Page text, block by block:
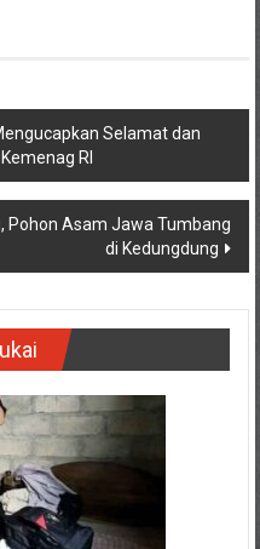
Selamat dan
RI
Pohon Asam Jawa Tumbang
di Kedungdung